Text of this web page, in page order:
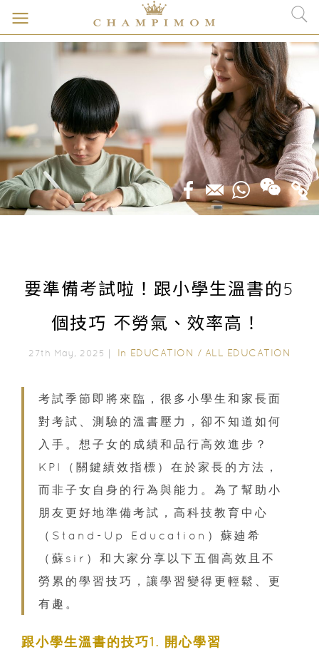
要準備考試啦！跟小學生溫書的5
個技巧 不勞氣、效率高！
27th May, 2025｜ In EDUCATION / ALL EDUCATION
考試季節即將來臨，很多小學生和家長面
對考試、測驗的溫書壓力，卻不知道如何
入手。想子女的成績和品行高效進步？
KPI（關鍵績效指標）在於家長的方法，
而非子女自身的行為與能力。為了幫助小
朋友更好地準備考試，高科技教育中心
（Stand-Up Education）蘇廸希
（蘇sir）和大家分享以下五個高效且不
勞累的學習技巧，讓學習變得更輕鬆、更
有趣。
跟小學生溫書的技巧1. 開心學習